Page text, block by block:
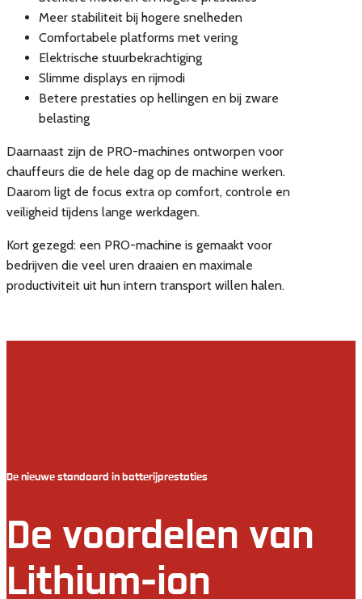
Meer stabiliteit bij hogere snelheden
Comfortabele platforms met vering
Elektrische stuurbekrachtiging
Slimme displays en rijmodi
Betere prestaties op hellingen en bij zware
belasting
Daarnaast zijn de PRO-machines ontworpen voor
chauffeurs die de hele dag op de machine werken.
Daarom ligt de focus extra op comfort, controle en
veiligheid tijdens lange werkdagen.
Kort gezegd: een PRO-machine is gemaakt voor
bedrijven die veel uren draaien en maximale
productiviteit uit hun intern transport willen halen.
De nieuwe standaard in batterijprestaties
De voordelen van
Lithium-ion